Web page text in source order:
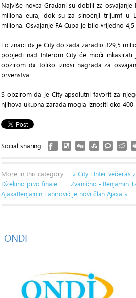
Najviše novca Građani su dobili za osvajanje
miliona eura, dok su za sinoćnji trijumf u
miliona. Osvajanje FA Cupa je bilo vrijedno 4,5
To znači da je City do sada zaradio 329,5
pobjedi nad Interom City će moći
obzirom da toliko iznosi nagrada za
prvenstva.
S obzirom da je City apsolutni favorit za
njihova ukupna zarada mogla iznositi oko 400
Social sharing:
More in this category:
« City i Inter večeras
Džekino prvo finale
Zvanično - Benjamin
AjaxaBenjamin Tahirović je novi član Ajaxa »
ONDI